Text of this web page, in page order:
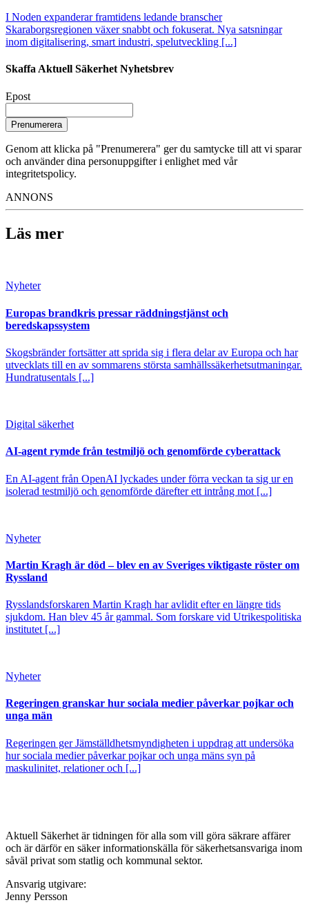
I Noden expanderar framtidens ledande branscher
Skaraborgsregionen växer snabbt och fokuserat. Nya satsningar
inom digitalisering, smart industri, spelutveckling [...]
Skaffa Aktuell Säkerhet Nyhetsbrev
Epost
Prenumerera
Genom att klicka på "Prenumerera" ger du samtycke till att vi sparar
och använder dina personuppgifter i enlighet med vår
integritetspolicy.
ANNONS
Läs mer
Nyheter
Europas brandkris pressar räddningstjänst och
beredskapssystem
Skogsbränder fortsätter att sprida sig i flera delar av Europa och har
utvecklats till en av sommarens största samhällssäkerhetsutmaningar.
Hundratusentals [...]
Digital säkerhet
AI-agent rymde från testmiljö och genomförde cyberattack
En AI-agent från OpenAI lyckades under förra veckan ta sig ur en
isolerad testmiljö och genomförde därefter ett intrång mot [...]
Nyheter
Martin Kragh är död – blev en av Sveriges viktigaste röster om
Ryssland
Rysslandsforskaren Martin Kragh har avlidit efter en längre tids
sjukdom. Han blev 45 år gammal. Som forskare vid Utrikespolitiska
institutet [...]
Nyheter
Regeringen granskar hur sociala medier påverkar pojkar och
unga män
Regeringen ger Jämställdhetsmyndigheten i uppdrag att undersöka
hur sociala medier påverkar pojkar och unga mäns syn på
maskulinitet, relationer och [...]
Aktuell Säkerhet är tidningen för alla som vill göra säkrare affärer
och är därför en säker informationskälla för säkerhets­ansvariga inom
såväl privat som statlig och kommunal sektor.
Ansvarig utgivare:
Jenny Persson